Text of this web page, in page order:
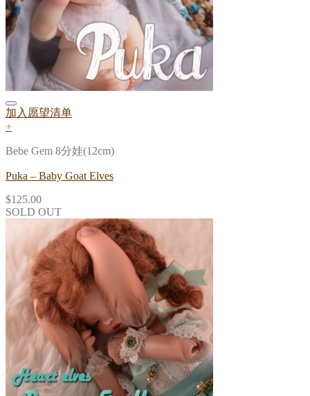
加入愿望清单
+
Bebe Gem 8分娃(12cm)
Puka – Baby Goat Elves
$125.00
SOLD OUT